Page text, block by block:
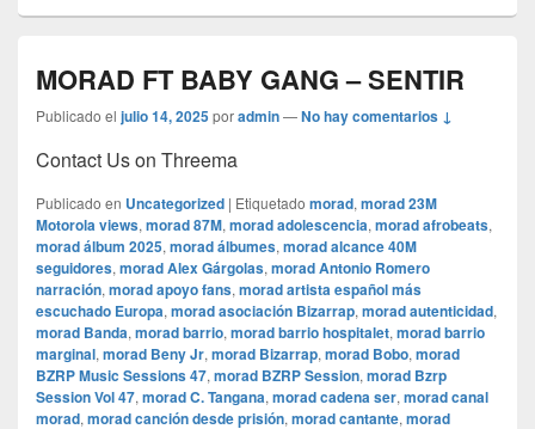
MORAD FT BABY GANG – SENTIR
Publicado el julio 14, 2025poradmin—No hay comentarios ↓
Contact Us on Threema
Publicado en Uncategorized | Etiquetado morad, morad 23M
Motorola views, morad 87M, morad adolescencia, morad afrobeats,
morad álbum 2025, morad álbumes, morad alcance 40M
seguidores, morad Alex Gárgolas, morad Antonio Romero
narración, morad apoyo fans, morad artista español más
escuchado Europa, morad asociación Bizarrap, morad autenticidad,
morad Banda, morad barrio, morad barrio hospitalet, morad barrio
marginal, morad Beny Jr, morad Bizarrap, morad Bobo, morad
BZRP Music Sessions 47, morad BZRP Session, morad Bzrp
Session Vol 47, morad C. Tangana, morad cadena ser, morad canal
morad, morad canción desde prisión, morad cantante, morad